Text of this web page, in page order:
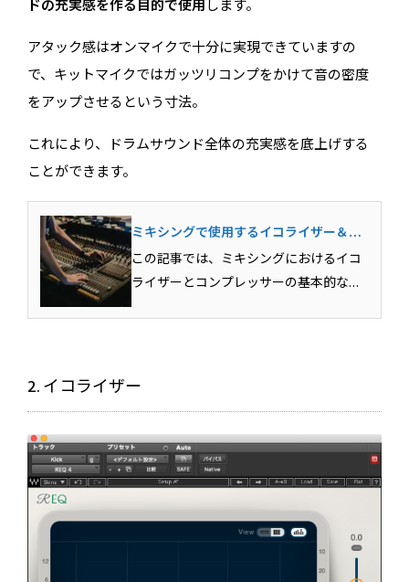
ドの充実感を作る目的で使用します。
アタック感はオンマイクで十分に実現できていますの
で、キットマイクではガッツリコンプをかけて音の密度
をアップさせるという寸法。
これにより、ドラムサウンド全体の充実感を底上げする
ことができます。
ミキシングで使用するイコライザー＆コ
ンプレッサーの基本テクニック
この記事では、ミキシングにおけるイコ
ライザーとコンプレッサーの基本的な用
2. イコライザー